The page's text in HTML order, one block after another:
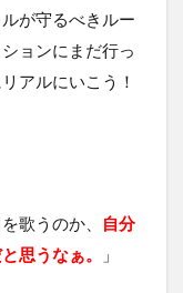
が守るべきルー
ョンにまだ行っ
アルにいこう！
歌うのか、
自分
思うなぁ。
」